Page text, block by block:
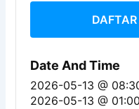
Date And Time
2026-05-13 @
2026-05-13 @